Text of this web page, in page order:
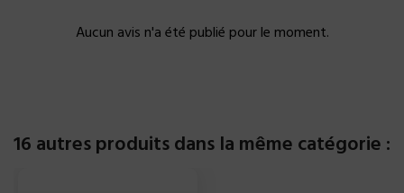
Aucun avis n'a été publié pour le moment.
16 autres produits dans la même catégorie :